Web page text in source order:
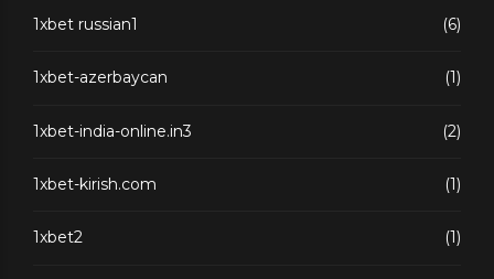
1xbet russian1 (6)
1xbet-azerbaycan (1)
1xbet-india-online.in3 (2)
1xbet-kirish.com (1)
1xbet2 (1)